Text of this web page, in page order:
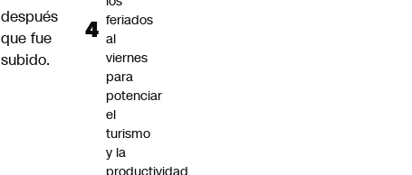
después
que fue
subido.
feriados
al
viernes
para
potenciar
el
turismo
y la